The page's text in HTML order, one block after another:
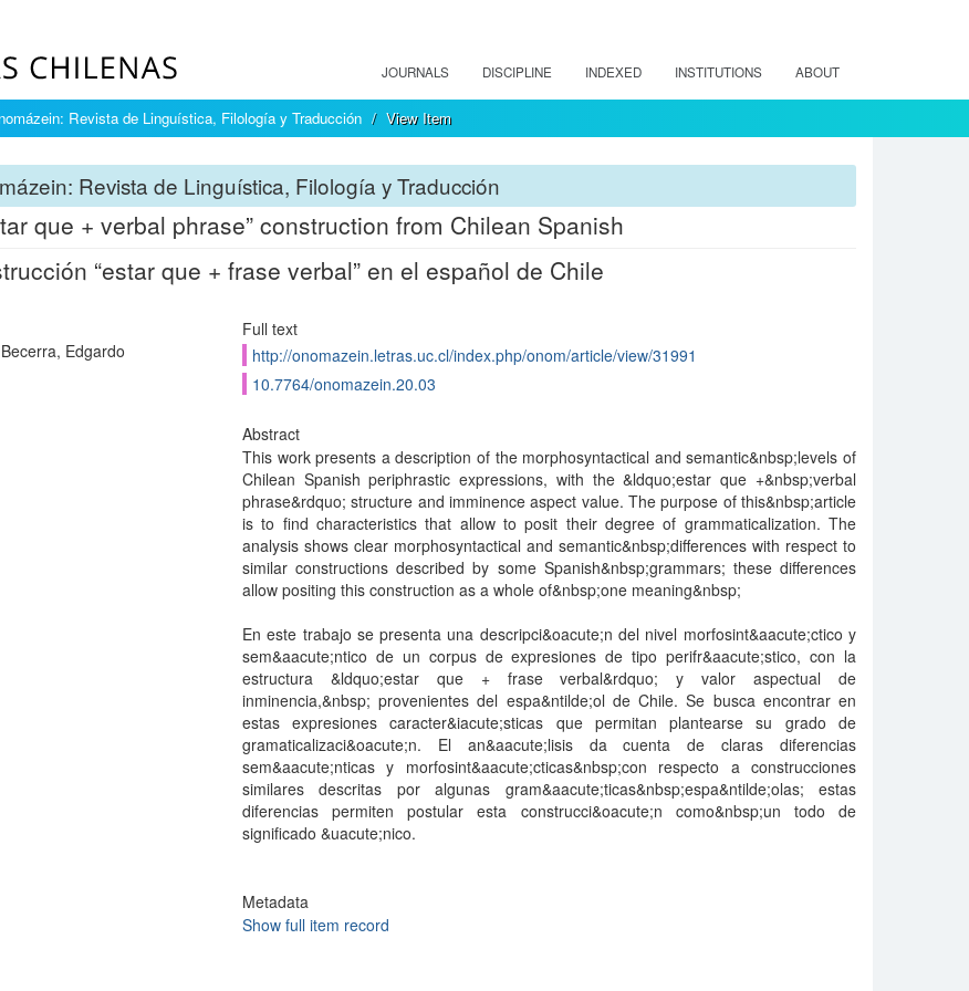
JOURNALS DISCIPLINE INDEXED INSTITUTIONS ABOUT
Revista de Linguística, Filología y Traducción View Item
Revista de Linguística, Filología y Traducción
que + verbal phrase” construction from Chilean Spanish
“estar que + frase verbal” en el español de Chile
Edgardo
Full text
http://onomazein.letras.uc.cl/index.php/onom/article/view/31991
10.7764/onomazein.20.03
Abstract
This work presents a description of the morphosyntactical and semantic&nbsp;levels of
Chilean Spanish periphrastic expressions, with the &ldquo;estar que +&nbsp;verbal
phrase&rdquo; structure and imminence aspect value. The purpose of this&nbsp;article
is to find characteristics that allow to posit their degree of grammaticalization. The
analysis shows clear morphosyntactical and semantic&nbsp;differences with respect to
similar constructions described by some Spanish&nbsp;grammars; these differences
allow positing this construction as a whole of&nbsp;one meaning&nbsp;
En este trabajo se presenta una descripci&oacute;n del nivel morfosint&aacute;ctico y
sem&aacute;ntico de un corpus de expresiones de tipo perifr&aacute;stico, con la
estructura &ldquo;estar que + frase verbal&rdquo; y valor aspectual de
inminencia,&nbsp; provenientes del espa&ntilde;ol de Chile. Se busca encontrar en
estas expresiones caracter&iacute;sticas que permitan plantearse su grado de
gramaticalizaci&oacute;n. El an&aacute;lisis da cuenta de claras diferencias
sem&aacute;nticas y morfosint&aacute;cticas&nbsp;con respecto a construcciones
similares descritas por algunas gram&aacute;ticas&nbsp;espa&ntilde;olas; estas
diferencias permiten postular esta construcci&oacute;n como&nbsp;un todo de
significado &uacute;nico.
Metadata
Show full item record